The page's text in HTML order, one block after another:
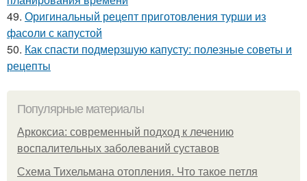
49. Оригинальный рецепт приготовления турши из
фасоли с капустой
50. Как спасти подмерзшую капусту: полезные советы и
рецепты
Популярные материалы
Аркоксиа: современный подход к лечению
воспалительных заболеваний суставов
Схема Тихельмана отопления. Что такое петля